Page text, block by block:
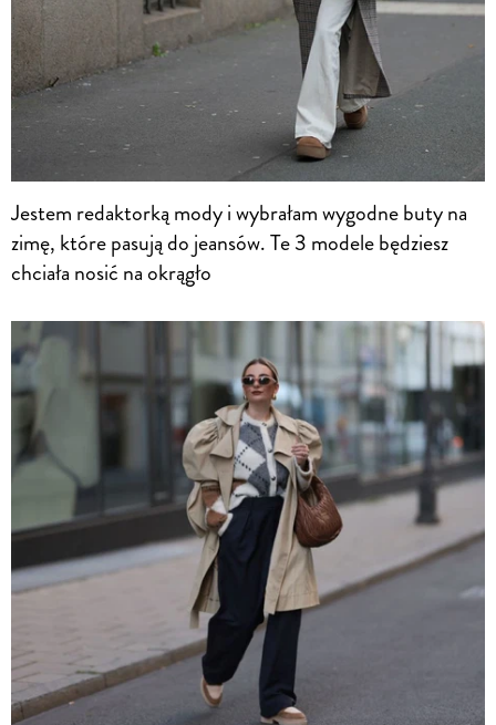
Jestem redaktorką mody i wybrałam wygodne buty na
zimę, które pasują do jeansów. Te 3 modele będziesz
chciała nosić na okrągło